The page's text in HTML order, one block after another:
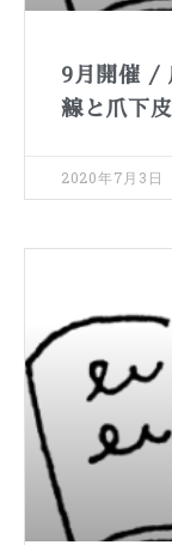
9月開催 /
線と爪下
2020年7月3日